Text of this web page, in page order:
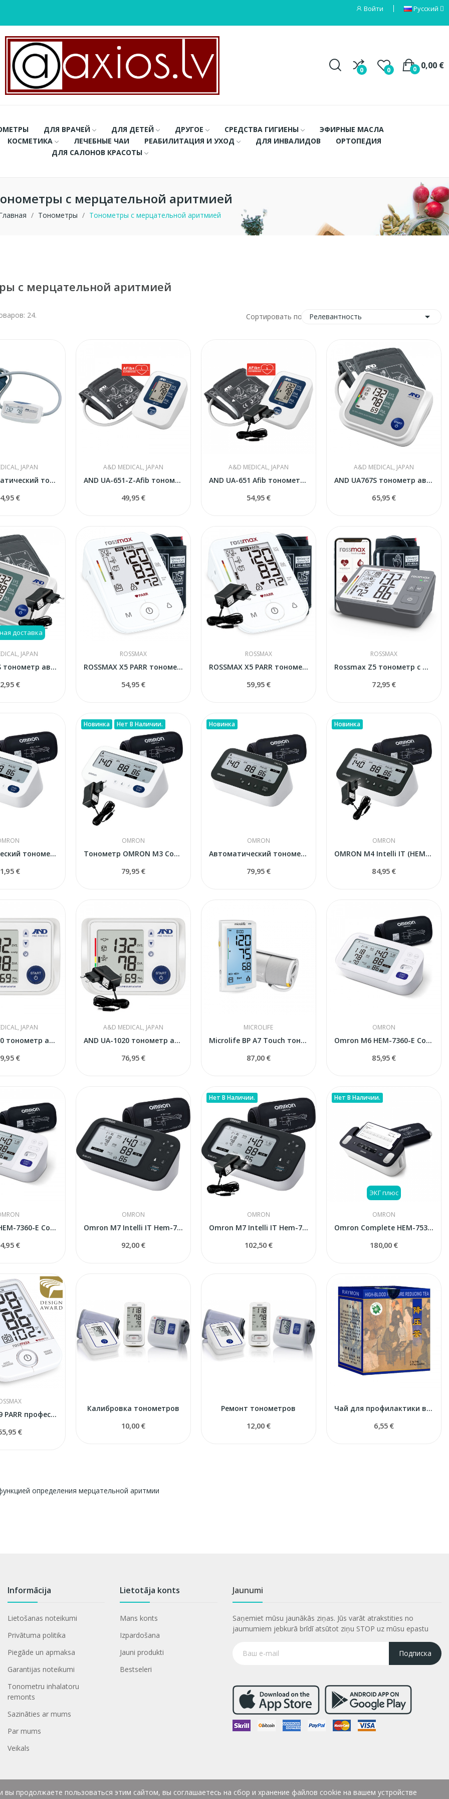
Войти Русский
0 0 0,00 €
0
ДЛЯ ВРАЧЕЙ ДЛЯ ДЕТЕЙ ДРУГОЕ СРЕДСТВА ГИГИЕНЫ
ЭФИРНЫЕ МАСЛА
КОСМЕТИКА
ЛЕЧЕБНЫЕ ЧАИ РЕАБИЛИТАЦИЯ И УХОД ДЛЯ ИНВАЛИДОВ
ОРТОПЕДИЯ
ДЛЯ САЛОНОВ КРАСОТЫ
с мерцательной аритмией
Тонометры Тонометры с мерцательной аритмией
с мерцательной аритмией
24. Сортировать по: Релевантность 
JAPAN
Полуавтоматический тонометр AND UA-704
€
A&D MEDICAL, JAPAN
AND UA-651-Z-Afib тонометр
49,95 €
A&D MEDICAL, JAPAN
AND UA-651 Afib тонометр с адаптером
54,95 €
A&D MEDICAL, JAPAN
AND UA767S тонометр автоматический
65,95 €
доставка
JAPAN
AND UA767S тонометр автоматический
€
ROSSMAX
ROSSMAX X5 PARR тонометр
54,95 €
ROSSMAX
ROSSMAX X5 PARR тонометр с адаптером
59,95 €
ROSSMAX
Rossmax Z5 тонометр с мерцательной аритмией
72,95 €
Автоматический тонометр OMRON M3 Comfort AFib...
€
Новинка Нет В Наличии.
OMRON
Тонометр OMRON M3 Comfort AFib (HEM-7196-FLE) с...
79,95 €
Новинка
OMRON
Автоматический тонометр Omron M4 Intelli IT...
79,95 €
Новинка
OMRON
OMRON M4 Intelli IT (HEM-7196T1-FLE)...
84,95 €
JAPAN
AND UA-1020 тонометр автоматический
€
A&D MEDICAL, JAPAN
AND UA-1020 тонометр автоматический с адаптером
76,95 €
MICROLIFE
Microlife BP A7 Touch тонометр автоматический
87,00 €
OMRON
Omron M6 HEM-7360-E Comfort тонометр
85,95 €
Omron M6 HEM-7360-E Comfort тонометр с адаптером
€
OMRON
Omron M7 Intelli IT Hem-7380T1 тонометр
92,00 €
Нет В Наличии.
OMRON
Omron M7 Intelli IT Hem-7380T1 тонометр с...
102,50 €
ЭКГ плюс
Нет В Наличии.
OMRON
Omron Complete HEM-7530T-E3
180,00 €
ROSSMAX X9 PARR профессиональный тонометр
€
Калибровка тонометров
10,00 €
Ремонт тонометров
12,00 €
Чай для профилактики высокого кровяного давления
6,55 €
определения мерцательной аритмии
Informācija
Lietošanas noteikumi
Privātuma politika
Piegāde un apmaksa
Garantijas noteikumi
Tonometru inhalatoru
remonts
Sazināties ar mums
Par mums
Veikals
Lietotāja konts
Mans konts
Izpardošana
Jauni produkti
Bestseleri
Jaunumi
Saņemiet mūsu jaunākās ziņas. Jūs varāt atrakstities no
jaumumiem jebkurā brīdī atsūtot ziņu STOP uz mūsu epastu
Подписка
вы продолжаете пользоваться этим сайтом, вы соглашаетесь на сбор и хранение файлов cookie на вашем устройстве